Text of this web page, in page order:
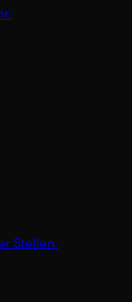
Stellen.